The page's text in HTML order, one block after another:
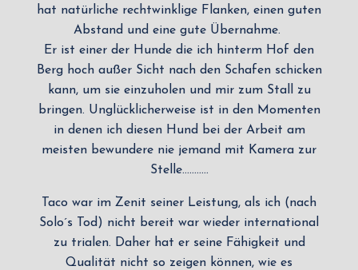
hat natürliche rechtwinklige Flanken, einen guten
Abstand und eine gute Übernahme.
Er ist einer der Hunde die ich hinterm Hof den
Berg hoch außer Sicht nach den Schafen schicken
kann, um sie einzuholen und mir zum Stall zu
bringen. Unglücklicherweise ist in den Momenten
in denen ich diesen Hund bei der Arbeit am
meisten bewundere nie jemand mit Kamera zur
Stelle………..
Taco war im Zenit seiner Leistung, als ich (nach
Solo´s Tod) nicht bereit war wieder international
zu trialen. Daher hat er seine Fähigkeit und
Qualität nicht so zeigen können, wie es